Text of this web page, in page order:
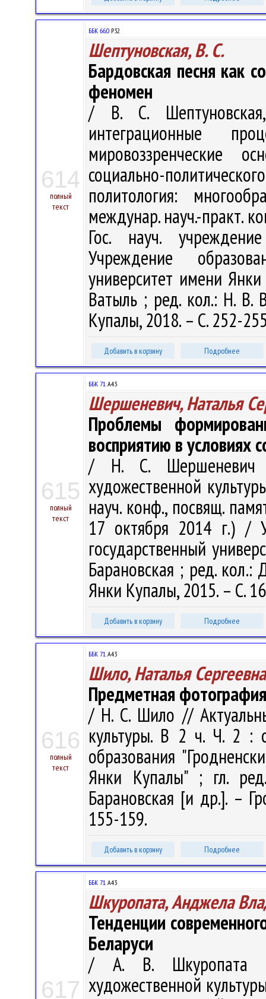
614
полный
текст
ББК 66.0 Р32
Шептуновская, В. С.
Бардовская песня как
феномен
/ В. С.
интеграционные
мировоззренческие
социально-
политология:
междунар. науч.-практ.
Гос. науч.
Учреждение
университет имени
Ватыль ; ред. кол.: Н. В.
Купалы, 2018. – С. 252-
Добавить в корзину Подробнее
615
полный
текст
ББК 71.А43
Шершеневич, Наталья
Проблемы
восприятию в условиях
/ Н. С. Шершеневич
художественной
науч. конф., посвящ.
17 октября 2014 г.) /
государственный
Барановская ; ред.
Янки Купалы, 2015. – С.
Добавить в корзину Подробнее
616
полный
текст
ББК 71.А43
Шило, Наталья Сергеевна
Предметная
/ Н. С. Шило //
культуры. В 2 ч. Ч. 2 :
образования
Янки Купалы" ; гл.
Барановская [и др.]. –
155-159.
Добавить в корзину Подробнее
617
ББК 71.А43
Шкуропата, Анджела
Тенденции
Беларуси
/ А. В. Шкуропата //
художественной